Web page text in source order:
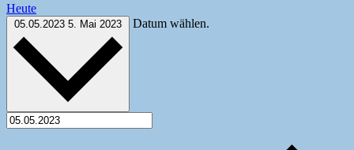
Heute
05.05.2023 5. Mai 2023 Datum wählen.